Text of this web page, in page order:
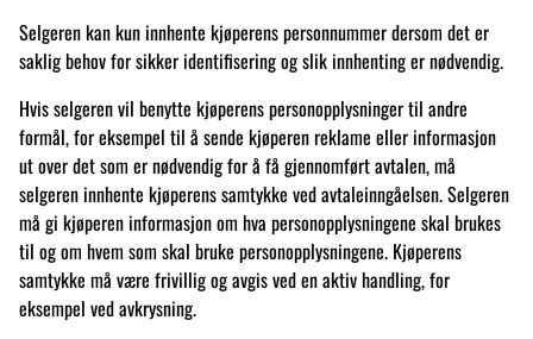
Selgeren kan kun innhente kjøperens personnummer dersom det er
saklig behov for sikker identifisering og slik innhenting er nødvendig.
Hvis selgeren vil benytte kjøperens personopplysninger til andre
formål, for eksempel til å sende kjøperen reklame eller informasjon
ut over det som er nødvendig for å få gjennomført avtalen, må
selgeren innhente kjøperens samtykke ved avtaleinngåelsen. Selgeren
må gi kjøperen informasjon om hva personopplysningene skal brukes
til og om hvem som skal bruke personopplysningene. Kjøperens
samtykke må være frivillig og avgis ved en aktiv handling, for
eksempel ved avkrysning.